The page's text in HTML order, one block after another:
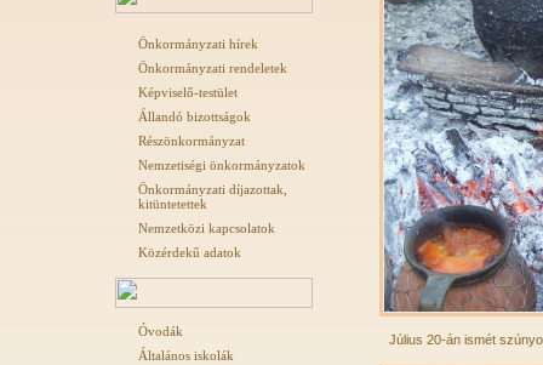
Önkormányzati hírek
Önkormányzati rendeletek
Képviselő-testület
Állandó bizottságok
Részönkormányzat
Nemzetiségi önkormányzatok
Önkormányzati díjazottak,
kitüntetettek
Nemzetközi kapcsolatok
Közérdekű adatok
Óvodák
Általános iskolák
Július 20-án ismét